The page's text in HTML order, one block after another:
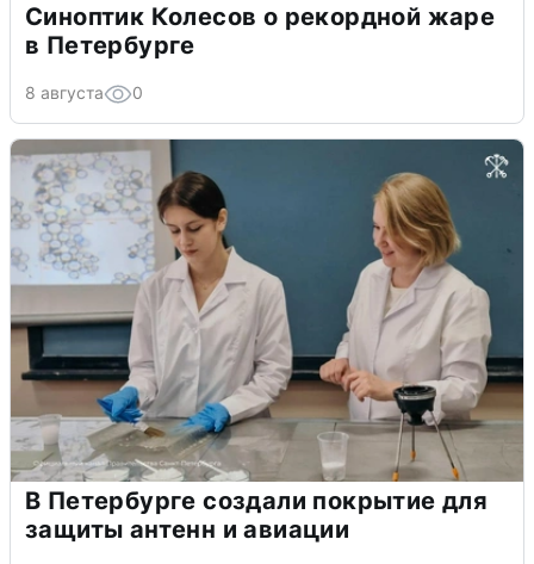
Синоптик Колесов о рекордной жаре
в Петербурге
8 августа 0
В Петербурге создали покрытие для
защиты антенн и авиации